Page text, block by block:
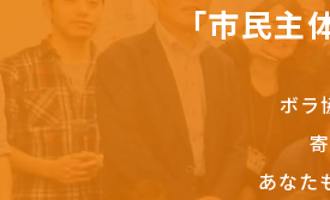
「市民
ボラ
あなた